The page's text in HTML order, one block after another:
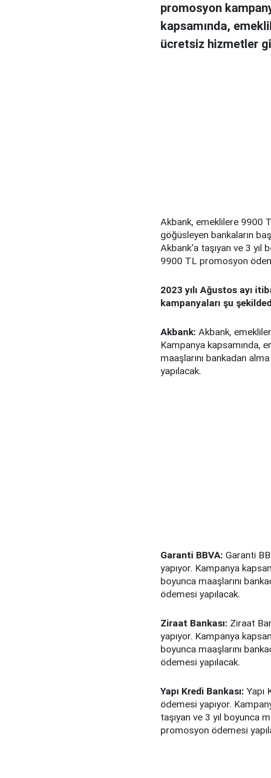
promosyon
kapsamında,
ücretsiz hizmetler
Akbank, emeklilere 9900
göğüsleyen bankaların
Akbank'a taşıyan ve 3 yıl
9900 TL promosyon
2023 yılı Ağustos ayı
kampanyaları şu
Akbank: Akbank,
Kampanya kapsamında,
maaşlarını bankadan
yapılacak.
Garanti BBVA: Garanti
yapıyor. Kampanya
boyunca maaşlarını
ödemesi yapılacak.
Ziraat Bankası: Ziraat
yapıyor. Kampanya
boyunca maaşlarını
ödemesi yapılacak.
Yapı Kredi Bankası: Yapı
ödemesi yapıyor.
taşıyan ve 3 yıl boyunca
promosyon ödemesi